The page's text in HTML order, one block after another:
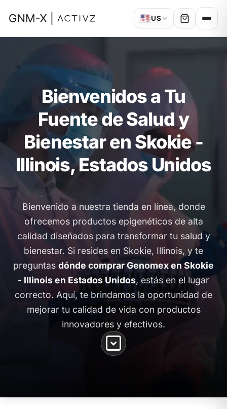
🇺🇸US
Bienvenidos a Tu
Fuente de Salud y
Bienestar en Skokie -
Illinois, Estados Unidos
Bienvenido a nuestra tienda en línea, donde
ofrecemos productos epigenéticos de alta
calidad diseñados para transformar tu salud y
bienestar. Si resides en Skokie, Illinois, y te
preguntas dónde comprar Genomex en Skokie
- Illinois en Estados Unidos, estás en el lugar
correcto. Aquí, te brindamos la oportunidad de
mejorar tu calidad de vida con productos
innovadores y efectivos.